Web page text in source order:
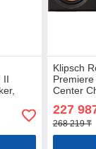
II
Klipsch
Center
Walnut,
227
268 219 ₸